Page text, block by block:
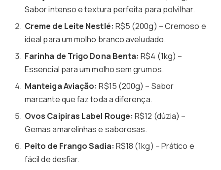
Sabor intenso e textura perfeita para polvilhar.
Creme de Leite Nestlé: R$5 (200g) – Cremoso e
ideal para um molho branco aveludado.
Farinha de Trigo Dona Benta: R$4 (1kg) –
Essencial para um molho sem grumos.
Manteiga Aviação: R$15 (200g) – Sabor
marcante que faz toda a diferença.
Ovos Caipiras Label Rouge: R$12 (dúzia) –
Gemas amarelinhas e saborosas.
Peito de Frango Sadia: R$18 (1kg) – Prático e
fácil de desfiar.